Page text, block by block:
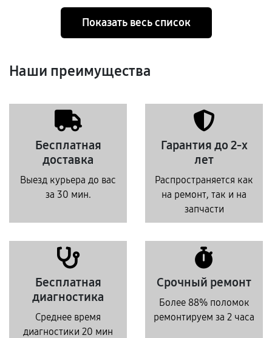
Показать весь список
Наши преимущества
Бесплатная
доставка
Выезд курьера до вас
за 30 мин.
Гарантия до 2-х
лет
Распространяется как
на ремонт, так и на
запчасти
Бесплатная
диагностика
Среднее время
диагностики 20 мин
Срочный ремонт
Более 88% поломок
ремонтируем за 2 часа